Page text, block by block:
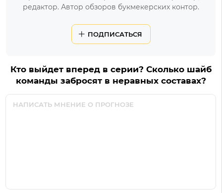
редактор. Автор обзоров букмекерских контор.
ПОДПИСАТЬСЯ
Кто выйдет вперед в серии? Сколько шайб
команды забросят в неравных составах?